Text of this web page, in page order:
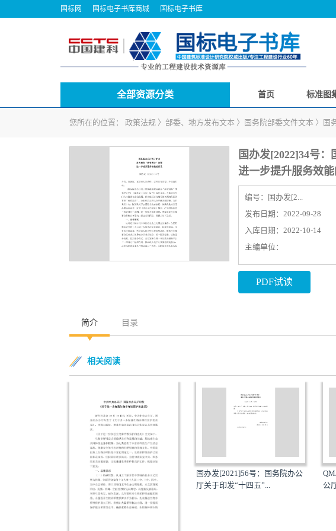
国标网 国标电子书库商城 国标电子书库
全部资源分类 首页 标准图
您所在的位置： 政策法规 〉 部委、地方发布文本 〉 国务院部委文件文本 〉 国
国办发[2022]34号
进一步提升服务效
编号： 国办发[2...
发布日期：2022-09-28
入库日期：2022-10-14
主编单位：
PDF试读
简介 目录
相关阅读
国办发[2021]56号：国务院办公
厅关于印发“十四五”...
公